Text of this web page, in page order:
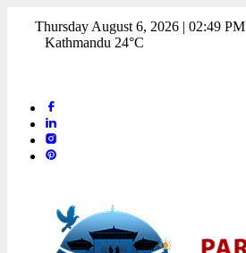
Thursday August 6, 2026 | 02:49 PM
Kathmandu 24°C